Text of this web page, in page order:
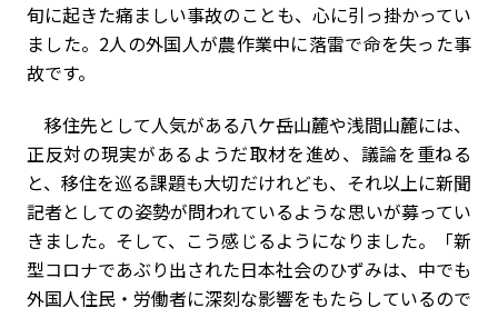
旬に起きた痛ましい事故のことも、心に引っ掛かってい
ました。2人の外国人が農作業中に落雷で命を失った事
故です。
移住先として人気がある八ケ岳山麓や浅間山麓には、
正反対の現実があるようだ――取材を進め、議論を重ねる
と、移住を巡る課題も大切だけれども、それ以上に新聞
記者としての姿勢が問われているような思いが募ってい
きました。そして、こう感じるようになりました。「新
型コロナであぶり出された日本社会のひずみは、中でも
外国人住民・労働者に深刻な影響をもたらしているので